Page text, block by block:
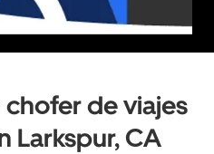
de viajes
Larkspur, CA